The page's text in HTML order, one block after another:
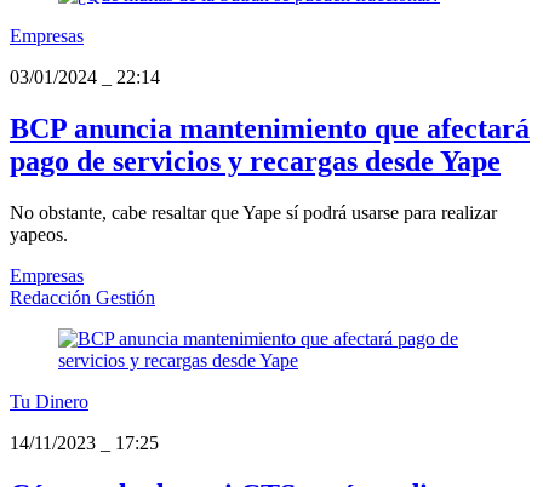
Empresas
03/01/2024
22:14
BCP anuncia mantenimiento que afectará
pago de servicios y recargas desde Yape
No obstante, cabe resaltar que Yape sí podrá usarse para realizar
yapeos.
Empresas
Redacción Gestión
Tu Dinero
14/11/2023
17:25